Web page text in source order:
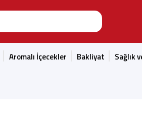
Aromalı İçecekler Bakliyat Sağlık